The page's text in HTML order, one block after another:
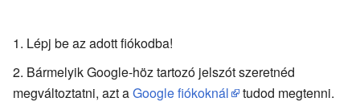
Lépj be az adott fiókodba!
Bármelyik Google-höz tartozó jelszót szeretnéd
megváltoztatni, azt aGoogle fiókoknál
tudod megtenni.